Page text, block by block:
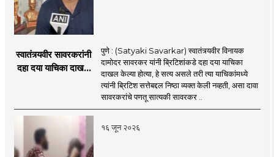
स्वातंत्र्यवीर सावरकरांनी
दहा दया याचिका दाखल
निष्ठा व्यक्त केली नाही’!
पणतू सात्यकी सावरकर
यांनी न्यायालयात सादर
केला दावा
पुणे : (Satyaki Savarkar) स्वातंत्र्यवीर विनायक
दामोदर सावरकर यांनी ब्रिटिशांकडे दहा दया याचिका
दाखल केल्या होत्या, हे सत्य असले तरी त्या याचिकांमध्ये
त्यांनी ब्रिटिश सत्तेबद्दल निष्ठा व्यक्त केली नव्हती, असा दावा
सावरकरांचे पणतू सात्यकी सावरकर ..
१६ जून २०२६